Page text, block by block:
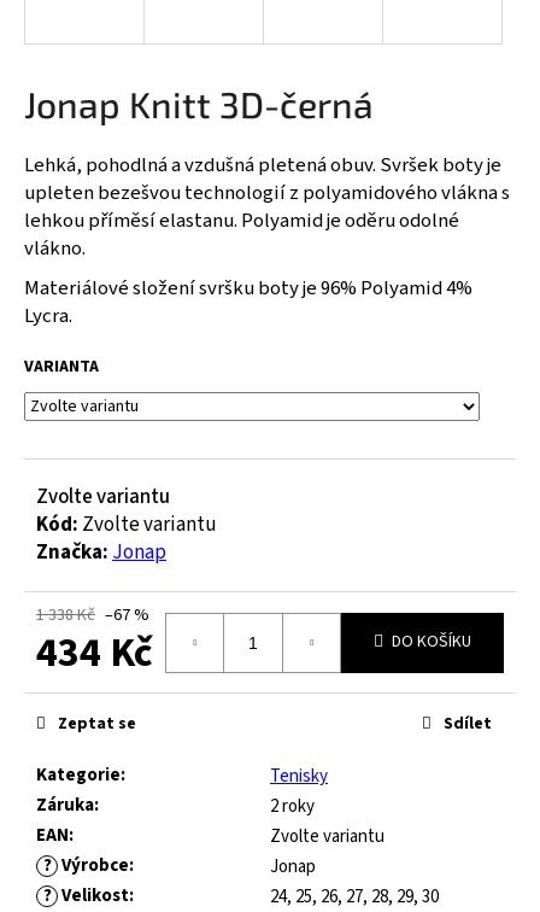
Jonap Knitt 3D-černá
Lehká, pohodlná a vzdušná pletená obuv. Svršek boty je
upleten bezešvou technologií z polyamidového vlákna s
lehkou příměsí elastanu. Polyamid je oděru odolné
vlákno.
Materiálové složení svršku boty je 96% Polyamid 4%
Lycra.
VARIANTA
Zvolte variantu
Kód: Zvolte variantu
Značka:Jonap
1 338 Kč –67 %
434 Kč
Měrná
cena:
DO KOŠÍKU
Kategorie:
Tenisky
Záruka:
2 roky
EAN:
Zvolte variantu
? Výrobce:
Jonap
? Velikost:
24, 25, 26, 27, 28, 29, 30
Zeptat se Sdílet
í
t
?
HLEDAT
D
o
o
u
j
e
m
HORIZON
JUNIOR
2604
ROYAL
BLUE